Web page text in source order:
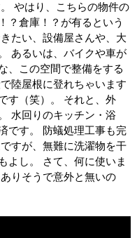
やはり、こちらの物件の
？倉庫！？が有るという
たい、設備屋さんや、大
あるいは、バイクや車が
、この空間で整備をする
陸屋根に登れちゃいます
す（笑）。 それと、外
水回りのキッチン・浴
です。 防蟻処理工事も完
すが、無難に洗濯物を干
よし。 さて、何に使いま
りそうで意外と無いの